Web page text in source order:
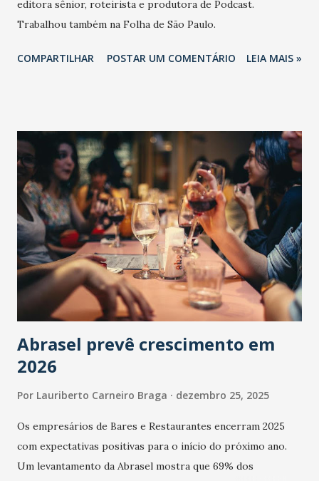
editora sênior, roteirista e produtora de Podcast.
Trabalhou também na Folha de São Paulo.
COMPARTILHAR POSTAR UM COMENTÁRIO LEIA MAIS »
Abrasel prevê crescimento em
2026
Por Lauriberto Carneiro Braga dezembro 25, 2025
Os empresários de Bares e Restaurantes encerram 2025
com expectativas positivas para o início do próximo ano.
Um levantamento da Abrasel mostra que 69% dos